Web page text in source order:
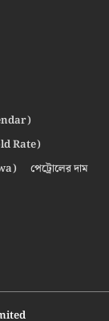
Rate)
পেট্রোলের দাম